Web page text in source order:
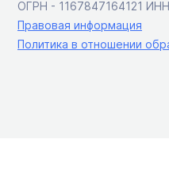
ОГРН - 1167847164121
Правовая информация
Политика в отношении